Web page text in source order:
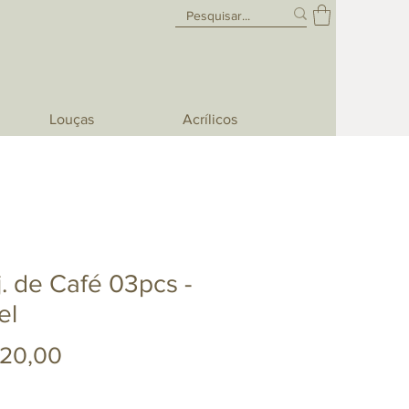
Louças Acrílicos
de Café 03pcs -